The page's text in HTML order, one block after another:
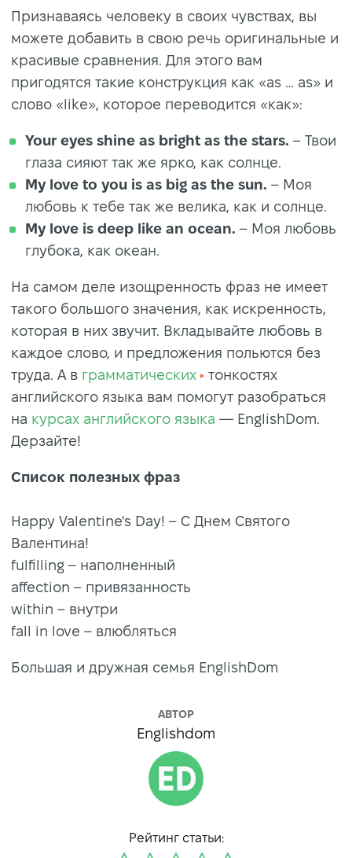
Признаваясь человеку в своих чувствах, вы
можете добавить в свою речь оригинальные и
красивые сравнения. Для этого вам
пригодятся такие конструкция как «as … as» и
слово «like», которое переводится «как»:
Your eyes shine as bright as the stars. – Твои
глаза сияют так же ярко, как солнце.
My love to you is as big as the sun. – Моя
любовь к тебе так же велика, как и солнце.
My love is deep like an ocean. – Моя любовь
глубока, как океан.
На самом деле изощренность фраз не имеет
такого большого значения, как искренность,
которая в них звучит. Вкладывайте любовь в
каждое слово, и предложения польются без
труда. А в грамматических
тонкостях
английского языка вам помогут разобраться
на курсах английского языка — EnglishDom.
Дерзайте!
Список полезных фраз
Happy Valentine's Day! – С Днем Святого
Валентина!
fulfilling – наполненный
affection – привязанность
within – внутри
fall in love – влюбляться
Большая и дружная семья EnglishDom
АВТОР
Englishdom
Рейтинг статьи: